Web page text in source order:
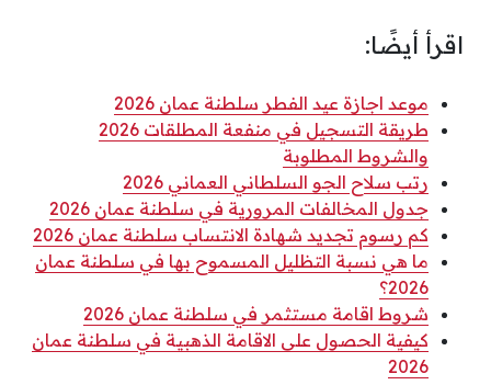
اقرأ أيضًا:
موعد اجازة عيد الفطر سلطنة عمان 2026
طريقة التسجيل في منفعة المطلقات 2026
والشروط المطلوبة
رتب سلاح الجو السلطاني العماني 2026
جدول المخالفات المرورية في سلطنة عمان 2026
كم رسوم تجديد شهادة الانتساب سلطنة عمان 2026
ما هي نسبة التظليل المسموح بها في سلطنة عمان
2026؟
شروط اقامة مستثمر في سلطنة عمان 2026
كيفية الحصول على الاقامة الذهبية في سلطنة عمان
2026